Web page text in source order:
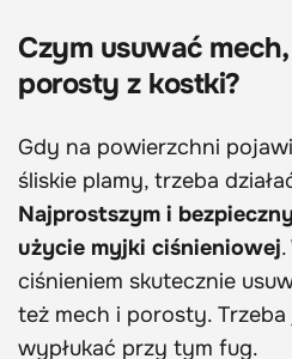
Czym usuwać
porosty z kostki?
Gdy na powierzchni
śliskie plamy, trzeba
Najprostszym i
użycie myjki ciśnieniowej
ciśnieniem skutecznie
też mech i porosty.
wypłukać przy tym fug.